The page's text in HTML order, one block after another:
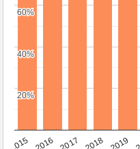
2015 2016 2017 2018 2019
20%
20%
40%
40%
60%
60%